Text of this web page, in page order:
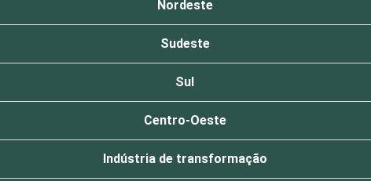
Nordeste
Sudeste
Sul
Centro-Oeste
Indústria de transformação